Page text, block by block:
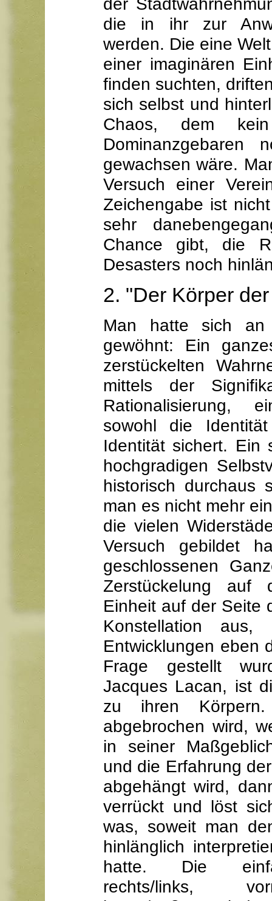
der
die in ihr zur
werden. Die eine
einer imaginären
finden suchten,
sich selbst und
Chaos, dem kein
Dominanzgebaren
gewachsen wäre.
Versuch einer
Zeichengabe ist
sehr
Chance gibt, die
Desasters noch
2. "Der Körper
Man hatte sich an
gewöhnt: Ein
zerstückelten
mittels der
Rationalisierung,
sowohl die
Identität sichert. Ein
hochgradigen
historisch durchaus
man es nicht mehr
die vielen
Versuch gebildet
geschlossenen
Zerstückelung auf
Einheit auf der Seite
Konstellation aus,
Entwicklungen eben
Frage gestellt
Jacques Lacan, ist
zu ihren
abgebrochen wird,
in seiner
und die Erfahrung
abgehängt wird,
verrückt und löst
was, soweit man
hinlänglich
hatte. Die
rechts/links,